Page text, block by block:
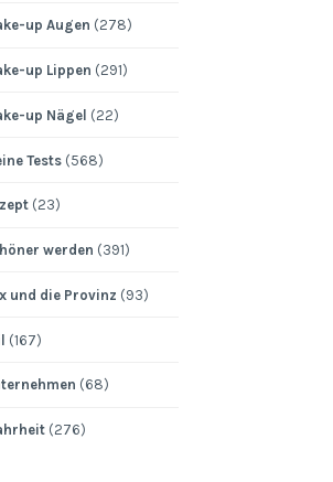
up Augen (278)
up Lippen (291)
up Nägel (22)
Tests(568)
(23)
werden (391)
und die Provinz (93)
(167)
(68)
(276)